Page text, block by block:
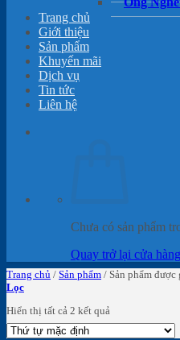
Trang chủ
Giới thiệu
Sản phẩm
Khuyến mãi
Dịch vụ
Tin tức
Liên hệ
Chưa có sản phẩm
Quay trở lại cửa hàng
Trang chủ / Sản phẩm / Sản phẩm được
Lọc
Hiển thị tất cả 2 kết quả